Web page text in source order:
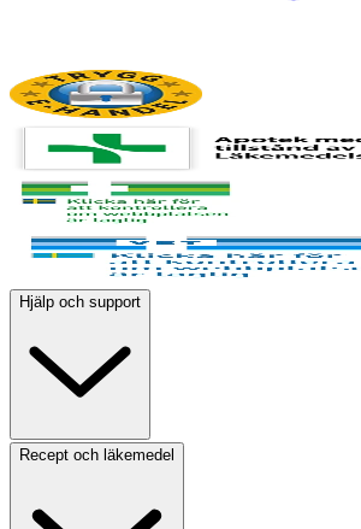
Hjälp och support
Recept och läkemedel